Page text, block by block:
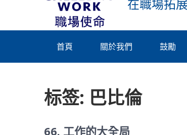
Called To
Work
首頁 關於我們 鼓勵
标签: 巴比倫
66. 工作的大全局